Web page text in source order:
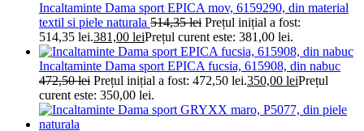
Incaltaminte Dama sport EPICA mov, 6159290, din material
textil si piele naturala 514,35lei Prețul inițial a fost:
514,35 lei.381,00 leiPrețul curent este: 381,00 lei.
Incaltaminte Dama sport EPICA fucsia, 615908, din nabuc
472,50lei Prețul inițial a fost: 472,50 lei.350,00 leiPrețul
curent este: 350,00 lei.